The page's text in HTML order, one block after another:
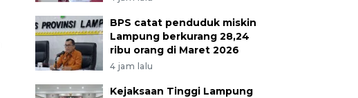
BPS catat penduduk miskin
Lampung berkurang 28,24
ribu orang di Maret 2026
4 jam lalu
Kejaksaan Tinggi Lampung